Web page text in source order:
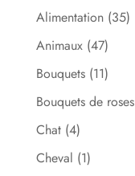
Alimentation (35)
Animaux (47)
Bouquets (11)
Bouquets de roses
Chat (4)
Cheval (1)